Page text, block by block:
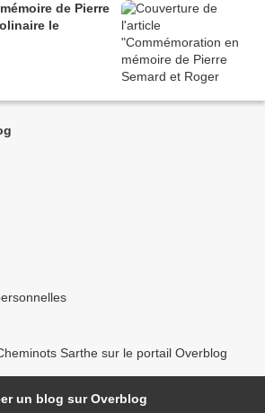
de Pierre
le
Sarthe sur le portail Overblog
un blog sur Overblog